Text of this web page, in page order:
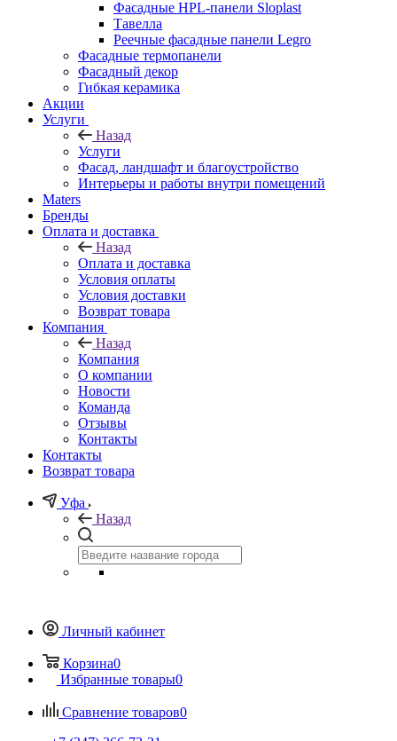
Фасадные HPL-панели Sloplast
Тавелла
Реечные фасадные панели Legro
Фасадные термопанели
Фасадный декор
Гибкая керамика
Акции
Услуги
Назад
Услуги
Фасад, ландшафт и благоустройство
Интерьеры и работы внутри помещений
Maters
Бренды
Оплата и доставка
Назад
Оплата и доставка
Условия оплаты
Условия доставки
Возврат товара
Компания
Назад
Компания
О компании
Новости
Команда
Отзывы
Контакты
Контакты
Возврат товара
Уфа
Назад
Личный кабинет
Корзина0
Избранные товары0
Сравнение товаров0